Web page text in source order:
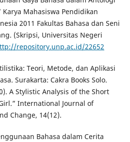
Mahasiswa Pendidikan
2011 Fakultas Bahasa dan Seni
(Skripsi, Universitas Negeri
repository.unp.ac.id/22652
Teori, Metode, dan Aplikasi
Surakarta: Cakra Books Solo.
A Stylistic Analysis of the Short
International Journal of
Change, 14(12).
Bahasa dalam Cerita